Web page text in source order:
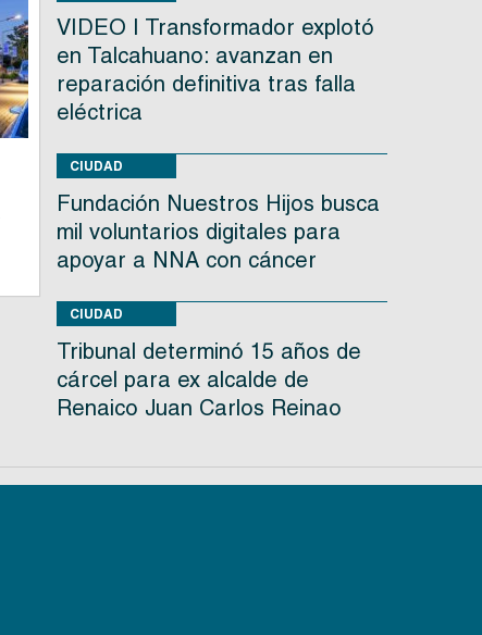
VIDEO | Transformador explotó
en Talcahuano: avanzan en
reparación definitiva tras falla
eléctrica
CIUDAD
Fundación Nuestros Hijos busca
mil voluntarios digitales para
apoyar a NNA con cáncer
CIUDAD
Tribunal determinó 15 años de
cárcel para ex alcalde de
Renaico Juan Carlos Reinao